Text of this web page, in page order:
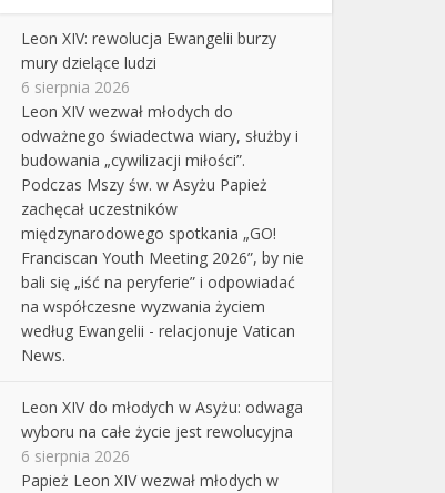
Leon XIV: rewolucja Ewangelii burzy
mury dzielące ludzi
6 sierpnia 2026
Leon XIV wezwał młodych do
odważnego świadectwa wiary, służby i
budowania „cywilizacji miłości”.
Podczas Mszy św. w Asyżu Papież
zachęcał uczestników
międzynarodowego spotkania „GO!
Franciscan Youth Meeting 2026”, by nie
bali się „iść na peryferie” i odpowiadać
na współczesne wyzwania życiem
według Ewangelii - relacjonuje Vatican
News.
Leon XIV do młodych w Asyżu: odwaga
wyboru na całe życie jest rewolucyjna
6 sierpnia 2026
Papież Leon XIV wezwał młodych w